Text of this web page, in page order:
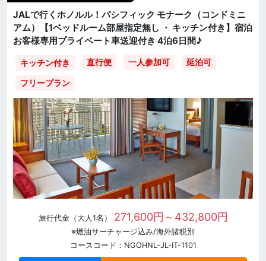
JALで行くホノルル！パシフィック モナーク（コンドミニ
アム）【1ベッドルーム部屋指定無し ・ キッチン付き】宿泊
お客様専用プライベート車送迎付き 4泊6日間♪
キッチン付き 直行便 一人参加可 延泊可
フリープラン
旅行代金（大人1名） 271,600円～432,800円
※燃油サーチャージ込み/海外諸税別
コースコード：NGOHNL-JL-IT-1101